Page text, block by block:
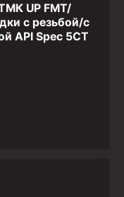
UP FMT/
с резьбой/с
API Spec 5CT